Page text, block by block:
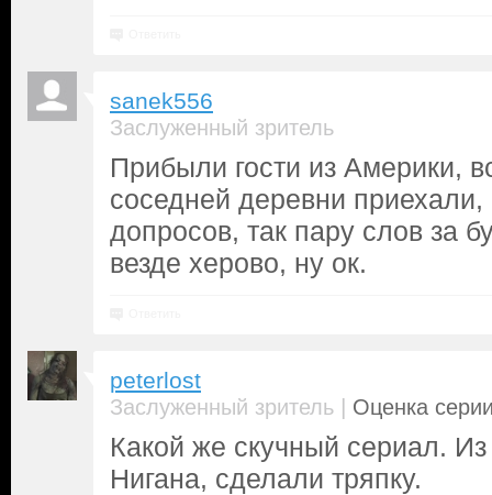
sanek556
Заслуженный зритель
Прибыли гости из Америки,
соседней деревни
допросов, так пару слов за
везде херово, ну ок.
peterlost
Заслуженный зритель | Оценка
Какой же скучный сериал.
Нигана, сделали тряпку.